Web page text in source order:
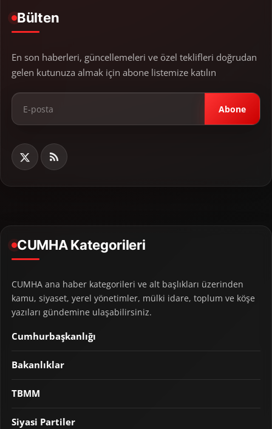
Bülten
En son haberleri, güncellemeleri ve özel teklifleri doğrudan
gelen kutunuza almak için abone listemize katılın
Abone
CUMHA Kategorileri
CUMHA ana haber kategorileri ve alt başlıkları üzerinden
kamu, siyaset, yerel yönetimler, mülki idare, toplum ve köşe
yazıları gündemine ulaşabilirsiniz.
Cumhurbaşkanlığı
Bakanlıklar
TBMM
Siyasi Partiler